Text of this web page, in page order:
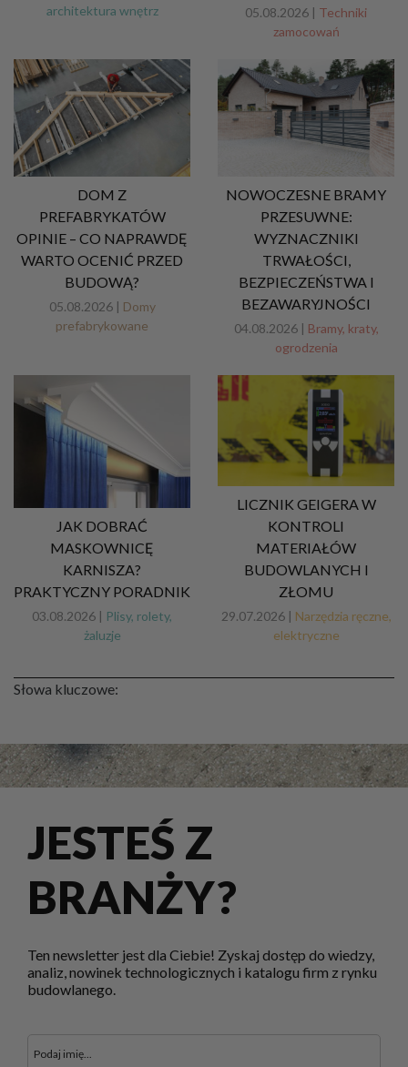
architektura wnętrz
05.08.2026 | Techniki
zamocowań
DOM Z
PREFABRYKATÓW
OPINIE – CO NAPRAWDĘ
WARTO OCENIĆ PRZED
BUDOWĄ?
05.08.2026 | Domy
prefabrykowane
NOWOCZESNE BRAMY
PRZESUWNE:
WYZNACZNIKI
TRWAŁOŚCI,
BEZPIECZEŃSTWA I
BEZAWARYJNOŚCI
04.08.2026 | Bramy, kraty,
ogrodzenia
JAK DOBRAĆ
MASKOWNICĘ
KARNISZA?
PRAKTYCZNY PORADNIK
03.08.2026 | Plisy, rolety,
żaluzje
LICZNIK GEIGERA W
KONTROLI
MATERIAŁÓW
BUDOWLANYCH I
ZŁOMU
29.07.2026 | Narzędzia ręczne,
elektryczne
Słowa kluczowe:
JESTEŚ Z
BRANŻY?
Ten newsletter jest dla Ciebie! Zyskaj dostęp do wiedzy,
analiz, nowinek technologicznych i katalogu firm z rynku
budowlanego.